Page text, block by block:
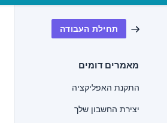
תחילת העבודה
מאמרים דומים
התקנת האפליקציה
יצירת החשבון שלך